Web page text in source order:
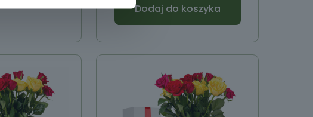
Dodaj do koszyka